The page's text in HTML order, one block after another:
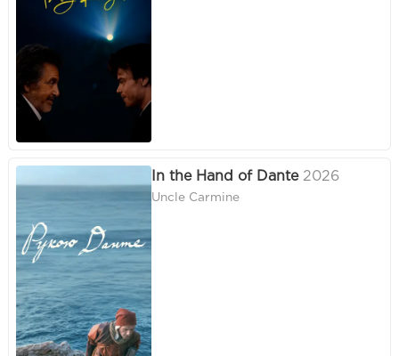
In the Hand of Dante 2026
Uncle Carmine